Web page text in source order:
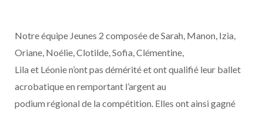
Notre équipe Jeunes 2 composée de Sarah, Manon, Izia,
Oriane, Noélie, Clotilde, Sofia, Clémentine,
Lila et Léonie n’ont pas démérité et ont qualifié leur ballet
acrobatique en remportant l’argent au
podium régional de la compétition. Elles ont ainsi gagné